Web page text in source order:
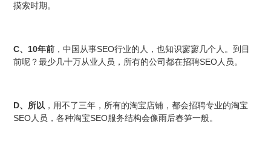
摸索时期。
C、 10年前 ，中国从事SEO行业的人，也知识寥寥几个人。到目
前呢？最少几十万从业人员，所有的公司都在招聘SEO 人员。
D、所以 ，用不了三年，所有的淘宝店铺，都会招聘专业的淘宝
SEO 人员，各种淘宝SEO服务结构会像雨后春笋一般。